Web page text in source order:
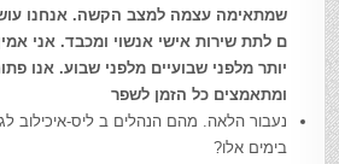
שמתאימה עצמה למצב הקשה. אנחנו
ם לתת שירות אישי אנשוי ומכבד. אני
יותר מלפני שבועיים מלפני שבוע. אנו
ומתאמצים כל הזמן לשפר
נעבור הלאה. מהם הנהלים ב ליס-איכילוב
בימים אלו?